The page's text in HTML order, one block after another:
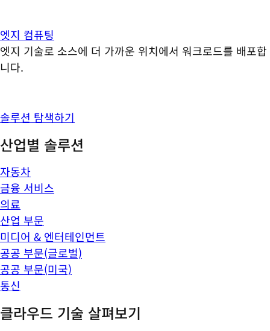
엣지 컴퓨팅
엣지 기술로 소스에 더 가까운 위치에서 워크로드를 배포합
니다.
솔루션 탐색하기
산업별 솔루션
자동차
금융 서비스
의료
산업 부문
미디어 & 엔터테인먼트
공공 부문(글로벌)
공공 부문(미국)
통신
클라우드 기술 살펴보기